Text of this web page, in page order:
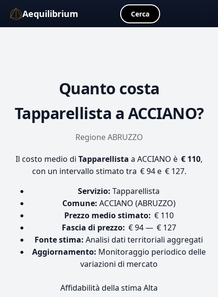
Aequilibrium Cerca
Quanto costa
Tapparellista a ACCIANO?
Regione ABRUZZO
Il costo medio di Tapparellista a ACCIANO è € 110,
con un intervallo stimato tra € 94 e € 127.
Servizio: Tapparellista
Comune: ACCIANO (ABRUZZO)
Prezzo medio stimato: € 110
Fascia di prezzo: € 94 — € 127
Fonte stima: Analisi dati territoriali aggregati
Aggiornamento: Monitoraggio periodico delle
variazioni di mercato
Affidabilità della stima Alta